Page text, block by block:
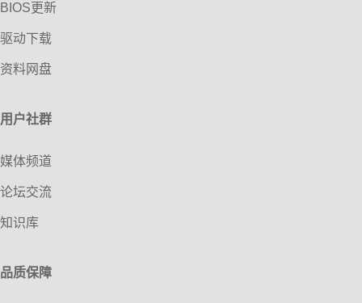
BIOS更新
驱动下载
资料网盘
用户社群
媒体频道
论坛交流
知识库
品质保障